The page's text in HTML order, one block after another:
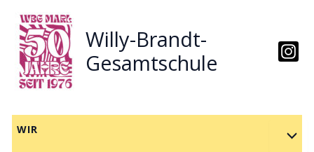
Inhalt
springen
Willy-Brandt-
Gesamtschule
WIR